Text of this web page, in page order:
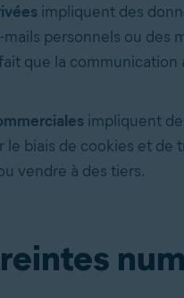
impliquent des
personnels ou des
que la communication
impliquent
le biais de cookies et de
vendre à des tiers.